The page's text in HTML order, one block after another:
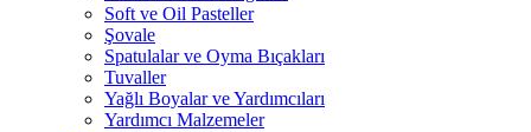
Soft ve Oil Pasteller
Şovale
Spatulalar ve Oyma Bıçakları
Tuvaller
Yağlı Boyalar ve Yardımcıları
Yardımcı Malzemeler